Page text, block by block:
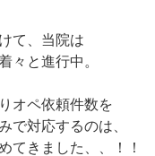
て、当院は
々と進行中。
オペ依頼件数を
で対応するのは、
てきました、、！！